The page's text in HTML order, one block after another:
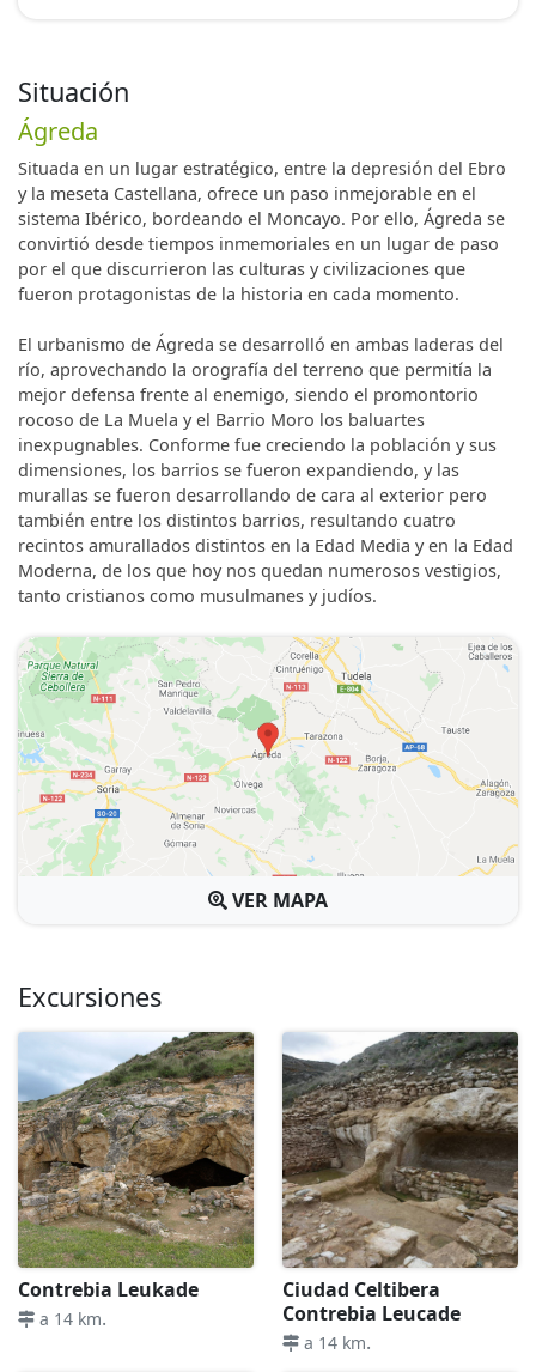
Situación
Ágreda
Situada en un lugar estratégico, entre la depresión del Ebro
y la meseta Castellana, ofrece un paso inmejorable en el
sistema Ibérico, bordeando el Moncayo. Por ello, Ágreda se
convirtió desde tiempos inmemoriales en un lugar de paso
por el que discurrieron las culturas y civilizaciones que
fueron protagonistas de la historia en cada momento.
El urbanismo de Ágreda se desarrolló en ambas laderas del
río, aprovechando la orografía del terreno que permitía la
mejor defensa frente al enemigo, siendo el promontorio
rocoso de La Muela y el Barrio Moro los baluartes
inexpugnables. Conforme fue creciendo la población y sus
dimensiones, los barrios se fueron expandiendo, y las
murallas se fueron desarrollando de cara al exterior pero
también entre los distintos barrios, resultando cuatro
recintos amurallados distintos en la Edad Media y en la Edad
Moderna, de los que hoy nos quedan numerosos vestigios,
tanto cristianos como musulmanes y judíos.
VER MAPA
Excursiones
Contrebia Leukade
a 14 km.
Ciudad Celtibera
Contrebia Leucade
a 14 km.